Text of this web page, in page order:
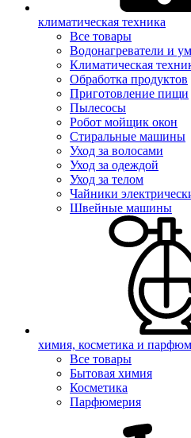
климатическая техника
Все товары
Водонагреватели и
Климатическая
Обработка продуктов
Приготовление пищи
Пылесосы
Робот мойщик окон
Стиральные машины
Уход за волосами
Уход за одеждой
Уход за телом
Чайники
Швейные машины
химия, косметика и
Все товары
Бытовая химия
Косметика
Парфюмерия